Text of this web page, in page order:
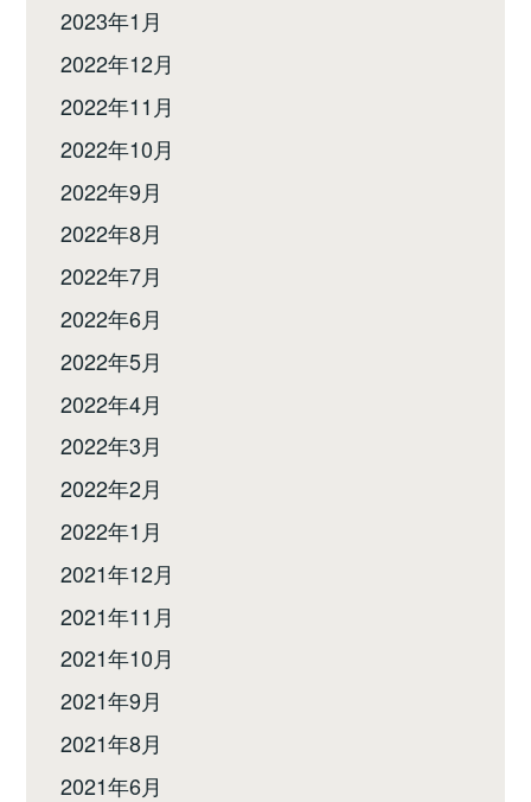
2023年1月
2022年12月
2022年11月
2022年10月
2022年9月
2022年8月
2022年7月
2022年6月
2022年5月
2022年4月
2022年3月
2022年2月
2022年1月
2021年12月
2021年11月
2021年10月
2021年9月
2021年8月
2021年6月